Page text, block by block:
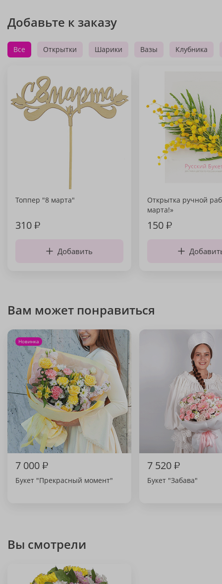
Добавьте к заказу
Все Открытки Шарики Вазы Клубника
Топпер "8 марта"
310₽
Добавить
Открытка ручной
марта!»
150₽
Вам может понравиться
Новинка
7 000₽
Букет "Прекрасный момент"
7 520₽
Букет "Забава"
Вы смотрели